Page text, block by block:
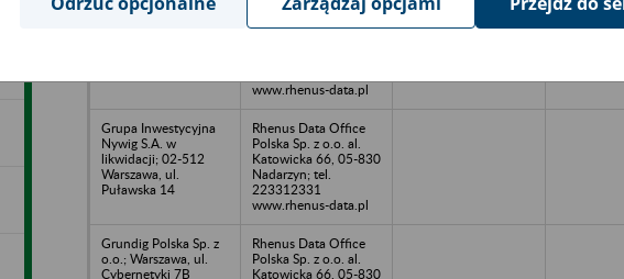
Gunther-MWK Sp.z
Rhenus Data Office
Polska Sp. z o.o. al.
www.rhenus-data.pl
Grupa Inwestycyjna
Nywig S.A. w
likwidacji; 02-512
Warszawa, ul.
Puławska 14
Rhenus Data Office
Polska Sp. z o.o. al.
Katowicka 66, 05-830
Nadarzyn; tel.
223312331
www.rhenus-data.pl
Grundig Polska Sp. z
o.o.; Warszawa, ul.
Cybernetyki 7B
Rhenus Data Office
Polska Sp. z o.o. al.
Katowicka 66, 05-830